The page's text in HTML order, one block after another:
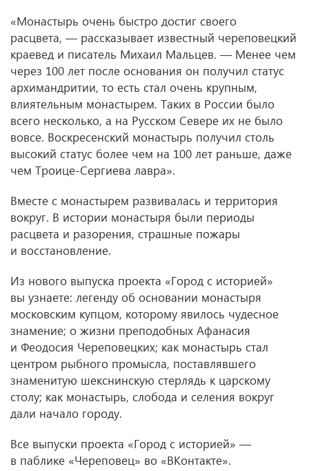
«Монастырь очень быстро достиг своего
расцвета, — рассказывает известный череповецкий
краевед и писатель Михаил Мальцев. — Менее чем
через 100 лет после основания он получил статус
архимандритии, то есть стал очень крупным,
влиятельным монастырем. Таких в России было
всего несколько, а на Русском Севере их не было
вовсе. Воскресенский монастырь получил столь
высокий статус более чем на 100 лет раньше, даже
чем Троице‑Сергиева лавра».
Вместе с монастырем развивалась и территория
вокруг. В истории монастыря были периоды
расцвета и разорения, страшные пожары
и восстановление.
Из нового выпуска проекта «Город с историей»
вы узнаете: легенду об основании монастыря
московским купцом, которому явилось чудесное
знамение; о жизни преподобных Афанасия
и Феодосия Череповецких; как монастырь стал
центром рыбного промысла, поставлявшего
знаменитую шекснинскую стерлядь к царскому
столу; как монастырь, слобода и селения вокруг
дали начало городу.
Все выпуски проекта «Город с историей» —
в паблике «Череповец» во «ВКонтакте».